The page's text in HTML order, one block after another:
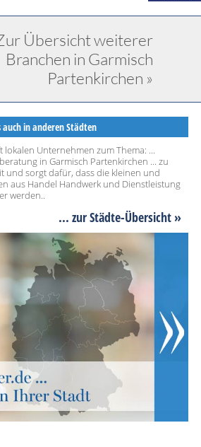
Übersicht weiterer
Branchen in Garmisch
Partenkirchen »
in anderen Städten
Unternehmen zum Thema: ...
in Garmisch Partenkirchen ... zu
und sorgt dafür, dass die kleinen und
aus Handel Handwerk und Dienstleistung
werden..
... zur Städte-Übersicht »